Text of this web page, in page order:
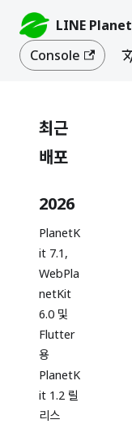
LINE Planet
Console
최근
배포
2026
PlanetK
it 7.1,
WebPla
netKit
6.0 및
Flutter
용
PlanetK
it 1.2 릴
리스